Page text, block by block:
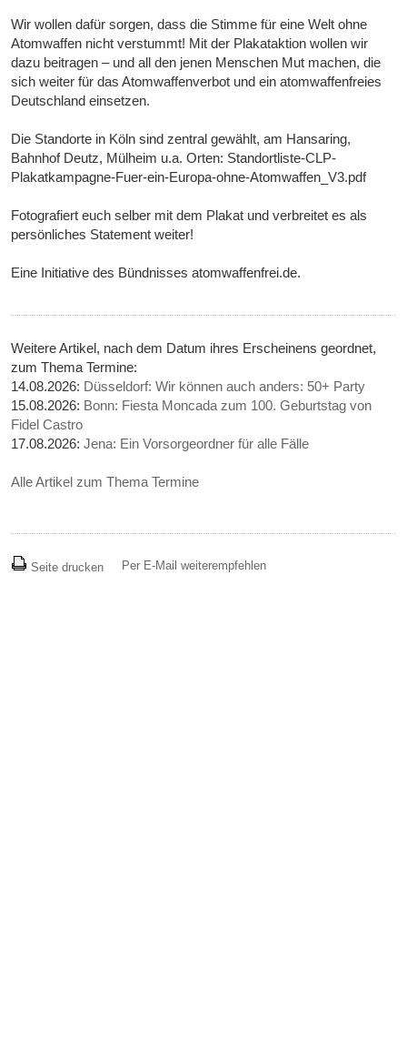
Wir wollen dafür sorgen, dass die Stimme für eine Welt ohne
Atomwaffen nicht verstummt! Mit der Plakataktion wollen wir
dazu beitragen – und all den jenen Menschen Mut machen, die
sich weiter für das Atomwaffenverbot und ein atomwaffenfreies
Deutschland einsetzen.
Die Standorte in Köln sind zentral gewählt, am Hansaring,
Bahnhof Deutz, Mülheim u.a. Orten: Standortliste-CLP-
Plakatkampagne-Fuer-ein-Europa-ohne-Atomwaffen_V3.pdf
Fotografiert euch selber mit dem Plakat und verbreitet es als
persönliches Statement weiter!
Eine Initiative des Bündnisses atomwaffenfrei.de.
Weitere Artikel, nach dem Datum ihres Erscheinens geordnet,
zum Thema Termine:
14.08.2026: Düsseldorf: Wir können auch anders: 50+ Party
15.08.2026: Bonn: Fiesta Moncada zum 100. Geburtstag von
Fidel Castro
17.08.2026:Jena: Ein Vorsorgeordner für alle Fälle
Alle Artikel zum Thema Termine
Seite drucken Per E-Mail weiterempfehlen